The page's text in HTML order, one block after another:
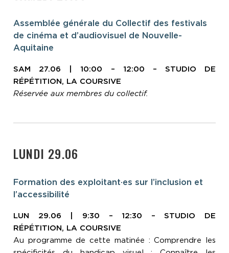
Assemblée générale du Collectif des festivals
de cinéma et d’audiovisuel de Nouvelle-
Aquitaine
SAM 27.06 | 10:00 – 12:00 – STUDIO DE
RÉPÉTITION, LA COURSIVE
Réservée aux membres du collectif.
LUNDI 29.06
Formation des exploitant·es sur l’inclusion et
l’accessibilité
LUN 29.06 | 9:30 – 12:30 – STUDIO DE
RÉPÉTITION, LA COURSIVE
Au programme de cette matinée : Comprendre les